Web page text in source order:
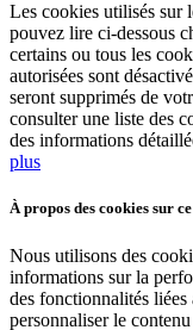
Les cookies utilisés sur
pouvez lire ci-dessous
certains ou tous les
autorisées sont
seront supprimés de
consulter une liste des
des informations
plus
À propos des cookies sur
Nous utilisons des
informations sur la
des fonctionnalités
personnaliser le